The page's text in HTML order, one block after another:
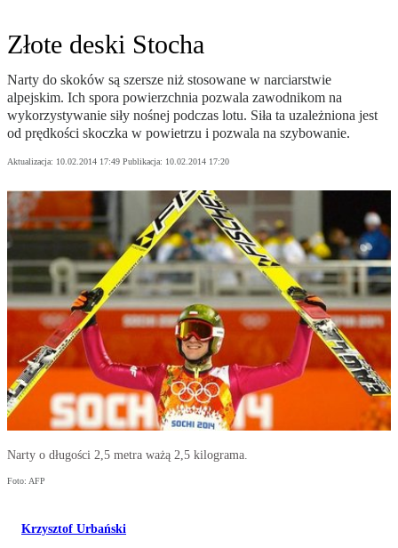
Złote deski Stocha
Narty do skoków są szersze niż stosowane w narciarstwie
alpejskim. Ich spora powierzchnia pozwala zawodnikom na
wykorzystywanie siły nośnej podczas lotu. Siła ta uzależniona jest
od prędkości skoczka w powietrzu i pozwala na szybowanie.
Aktualizacja: 10.02.2014 17:49 Publikacja: 10.02.2014 17:20
Narty o długości 2,5 metra ważą 2,5 kilograma.
Foto: AFP
Krzysztof Urbański